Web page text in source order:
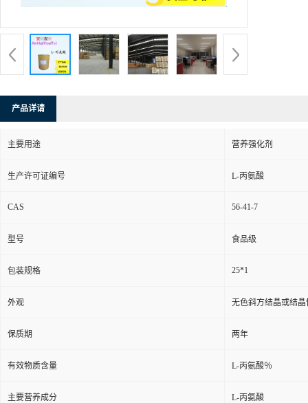
产品详请
主要用途 营养强化剂
生产许可证编号 L-丙氨酸
CAS 56-41-7
型号 食品级
包装规格 25*1
外观 无色斜方结晶或结晶
保质期 两年
有效物质含量 L-丙氨酸％
主要营养成分 L-丙氨酸